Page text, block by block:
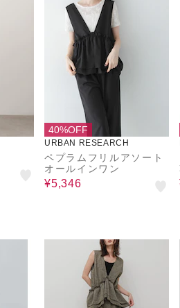
40%OFF
URBAN RESEARCH
ペプラムフリルアソート
オールインワン
¥5,346